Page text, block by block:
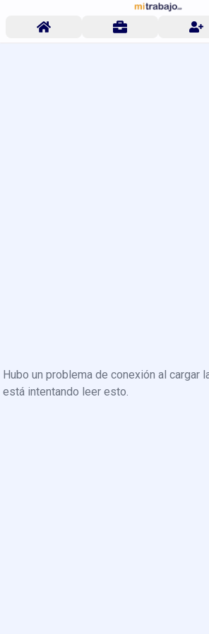
Hubo un problema de conexión al cargar
está intentando leer esto.